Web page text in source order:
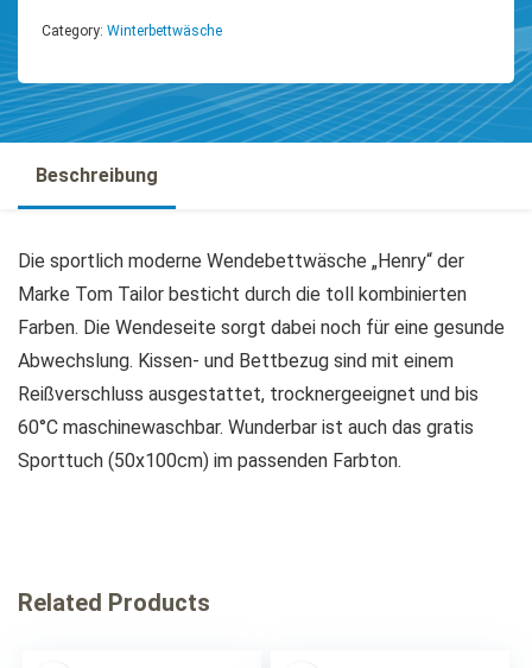
Category: Winterbettwäsche
Beschreibung
Die sportlich moderne Wendebettwäsche „Henry“ der
Marke Tom Tailor besticht durch die toll kombinierten
Farben. Die Wendeseite sorgt dabei noch für eine gesunde
Abwechslung. Kissen- und Bettbezug sind mit einem
Reißverschluss ausgestattet, trocknergeeignet und bis
60°C maschinewaschbar. Wunderbar ist auch das gratis
Sporttuch (50x100cm) im passenden Farbton.
Related Products